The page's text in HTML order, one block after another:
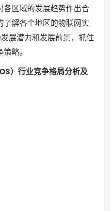
各区域的发展趋势作出合
解各个地区的物联网实
展潜力和发展前景，抓住
略。
）行业竞争格局分析及